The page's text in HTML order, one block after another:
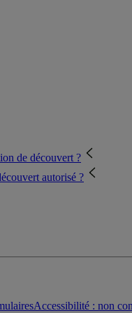
de découvert ?
autorisé ?
Accessibilité : non